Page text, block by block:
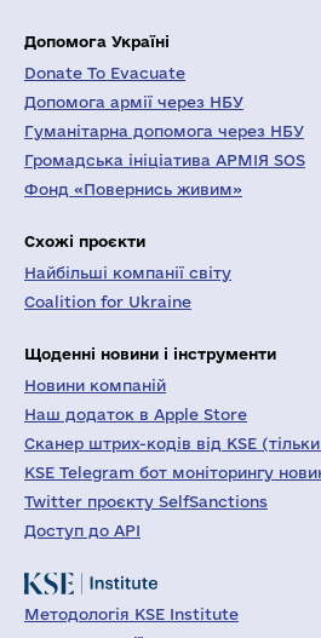
Допомога Україні
Donate To Evacuate
Допомога армії через НБУ
Гуманітарна допомога через НБУ
Громадська ініціатива АРМІЯ SOS
Фонд «Повернись живим»
Схожі проєкти
Найбільші компанії світу
Coalition for Ukraine
Щоденні новини і інструменти
Новини компаній
Наш додаток в Apple Store
Сканер штрих-кодів від KSE
KSE Telegram бот моніторингу
Twitter проєкту SelfSanctions
Доступ до API
Методологія KSE Institute